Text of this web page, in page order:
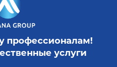
профессионалам!
услуги